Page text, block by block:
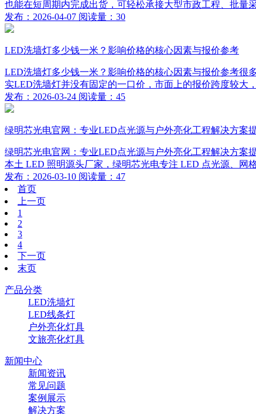
也能在短周期内完成出货，可轻松承接大型市政工程、批量
发布：2026-04-07 阅读量：30
LED洗墙灯多少钱一米？影响价格的核心因素与报价参考
LED洗墙灯多少钱一米？影响价格的核心因素与报价参考很
实LED洗墙灯并没有固定的一口价，市面上的报价跨度较大
发布：2026-03-24 阅读量：45
绿明芯光电官网：专业LED点光源与户外亮化工程解决方案
绿明芯光电官网：专业LED点光源与户外亮化工程解决方案
本土 LED 照明源头厂家，绿明芯光电专注 LED 点光源、网
发布：2026-03-10 阅读量：47
首页
上一页
1
2
3
4
下一页
末页
产品分类
LED洗墙灯
LED线条灯
户外亮化灯具
文旅亮化灯具
新闻中心
新闻资讯
常见问题
案例展示
解决方案